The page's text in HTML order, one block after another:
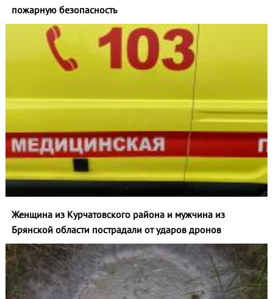
пожарную безопасность
Женщина из Курчатовского района и мужчина из
Брянской области пострадали от ударов дронов